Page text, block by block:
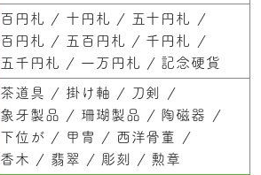
百円札 十円札
五十円札
百円札
五百円札
千円札
五千円札
一万円札 記念硬貨
茶道具 掛け軸
刀剣
象牙製品
珊瑚製品
陶磁器
下位が
甲冑
西洋骨董
香木
翡翠 彫刻 勲章